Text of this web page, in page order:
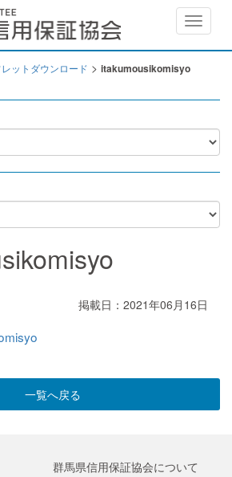
Toggle
ットダウンロード > itakumousikomisyo
掲載日：2021年06月16日
一覧へ戻る
群馬県信用保証協会について